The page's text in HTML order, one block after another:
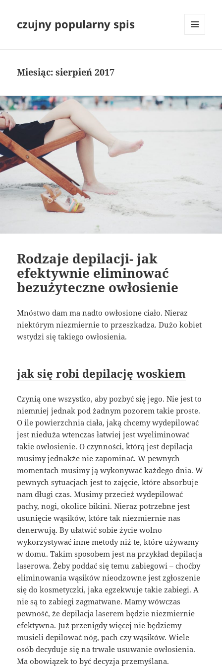
czujny popularny spis
Miesiąc:sierpień 2017
Rodzaje depilacji- jak
efektywnie eliminować
bezużyteczne owłosienie
Mnóstwo dam ma nadto owłosione ciało. Nieraz
niektórym niezmiernie to przeszkadza. Dużo kobiet
wstydzi się takiego owłosienia.
jak się robi depilację woskiem
Czynią one wszystko, aby pozbyć się jego. Nie jest to
niemniej jednak pod żadnym pozorem takie proste.
O ile powierzchnia ciała, jaką chcemy wydepilować
jest nieduża wtenczas łatwiej jest wyeliminować
takie owłosienie. O czynności, którą jest depilacja
musimy jednakże nie zapominać. W pewnych
momentach musimy ją wykonywać każdego dnia. W
pewnych sytuacjach jest to zajęcie, które absorbuje
nam długi czas. Musimy przecież wydepilować
pachy, nogi, okolice bikini. Nieraz potrzebne jest
usunięcie wąsików, które tak niezmiernie nas
denerwują. By ułatwić sobie życie wolno
wykorzystywać inne metody niż te, które używamy
w domu. Takim sposobem jest na przykład depilacja
laserowa. Żeby poddać się temu zabiegowi – choćby
eliminowania wąsików nieodzowne jest zgłoszenie
się do kosmetyczki, jaka egzekwuje takie zabiegi. A
nie są to zabiegi zagmatwane. Mamy wówczas
pewność, że depilacja laserem będzie niezmiernie
efektywna. Już przenigdy więcej nie będziemy
musieli depilować nóg, pach czy wąsików. Wiele
osób decyduje się na trwałe usuwanie owłosienia.
Ma obowiązek to być decyzja przemyślana.